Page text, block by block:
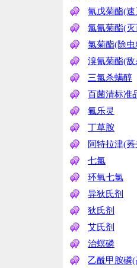
氰戊菊酯(
氯氰菊酯(
氯菊酯(除虫
溴氰菊酯(
三氯杀螨醇
百菌清标准
氟乐灵
丁草胺
阿特拉津(
七氯
环氧七氯
异狄氏剂
狄氏剂
艾氏剂
治螟磷
乙酰甲胺磷